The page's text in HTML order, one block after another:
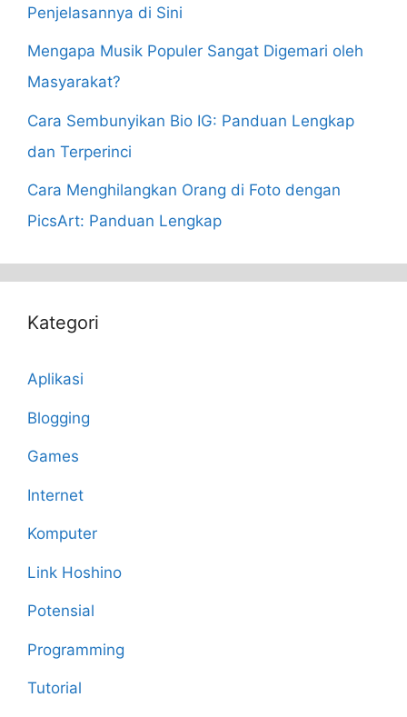
Penjelasannya di Sini
Mengapa Musik Populer Sangat Digemari oleh
Masyarakat?
Cara Sembunyikan Bio IG: Panduan Lengkap
dan Terperinci
Cara Menghilangkan Orang di Foto dengan
PicsArt: Panduan Lengkap
Kategori
Aplikasi
Blogging
Games
Internet
Komputer
Link Hoshino
Potensial
Programming
Tutorial